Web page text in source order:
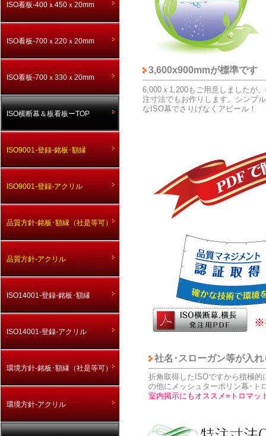
ISO看板-400ｘ450ｘ20mm
ISO看板-700ｘ220ｘ20mm
ISO看板-700ｘ330ｘ20mm
ISO横断幕＆板看板ーTOP
ISO9001-登録-銘板･額縁
ISO9001-登録-アクリル
品質方針-銘板･額縁（社是等可）
品質方針-アクリル
ISO14001-登録-銘板･額縁
ISO14001-登録-アクリル
環境方針-銘板･額縁（社是等可）
環境方針-アクリル
3,600x900mmが標準です
6,000ｘ1,200もご用意しましたが
注寸法でもお作りします。シンプル
なISO幕でさりげなくアピール！
社名･スローガン等が入
折角取得したISOですから積極
の他にメッシュターポリン幕･
室内掲示にもオススメ=トロマッ